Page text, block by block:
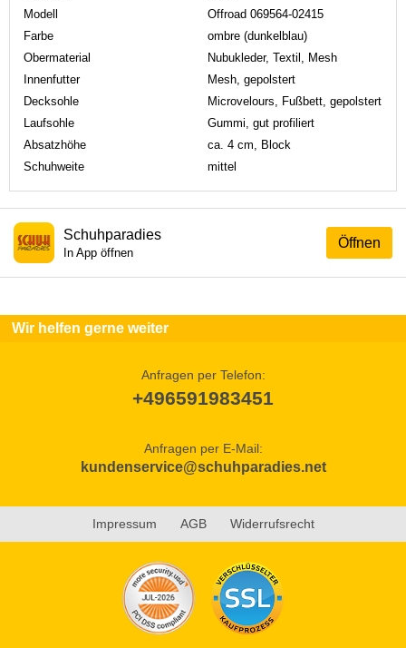
Modell
Offroad 069564-02415
Farbe
ombre (dunkelblau)
Obermaterial
Nubukleder, Textil, Mesh
Innenfutter
Mesh, gepolstert
Decksohle
Microvelours, Fußbett, gepolstert
Laufsohle
Gummi, gut profiliert
Absatzhöhe
ca. 4 cm, Block
Schuhweite
mittel
Öffnen
Schuhparadies
In App öffnen
Wir helfen gerne weiter
Anfragen per Telefon:
+496591983451
Anfragen per E-Mail:
kundenservice@schuhparadies.net
Impressum AGB Widerrufsrecht